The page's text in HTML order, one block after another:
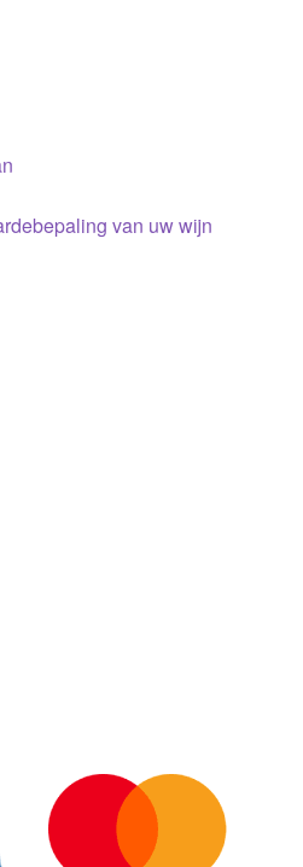
van uw wijn